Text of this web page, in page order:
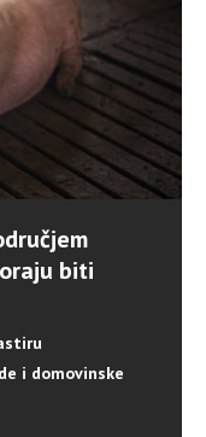
biti
i domovinske